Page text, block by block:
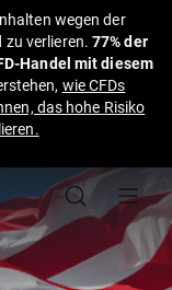
wegen der
zu verlieren.77% der
Handel mit diesem
wie CFDs
das hohe Risiko